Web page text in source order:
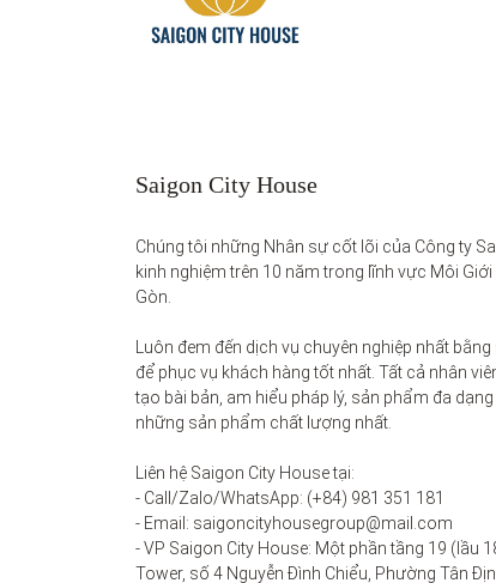
Saigon City House
Chúng tôi những Nhân sự cốt lõi của Công ty
kinh nghiệm trên 10 năm trong lĩnh vực Môi
Gòn.
Luôn đem đến dịch vụ chuyên nghiệp nhất
để phục vụ khách hàng tốt nhất. Tất cả nhân
tạo bài bản, am hiểu pháp lý, sản phẩm đa
những sản phẩm chất lượng nhất.
Liên hệ Saigon City House tại:
- Call/Zalo/WhatsApp: (+84) 981 351 181
- Email: saigoncityhousegroup@mail.com
- VP Saigon City House: Một phần tầng 19 (lầu
Tower, số 4 Nguyễn Đình Chiểu, Phường Tân